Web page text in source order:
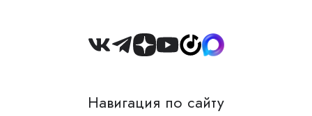
Join
Slack
Навигация по сайту